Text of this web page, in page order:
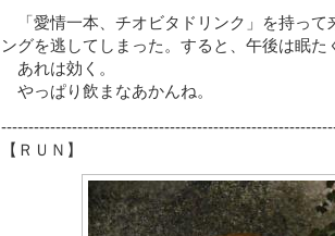
「愛情一本、チオビタドリンク」を持って
ングを逃してしまった。すると、午後は眠た
あれは効く。
やっぱり飲まなあかんね。
【ＲＵＮ】